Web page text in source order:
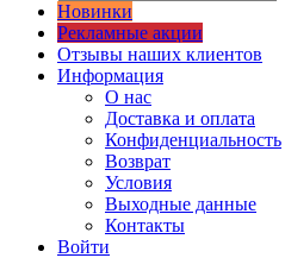
Новинки
Рекламные акции
Отзывы наших клиентов
Информация
О нас
Доставка и оплата
Конфиденциальность
Возврат
Условия
Выходные данные
Контакты
Войти